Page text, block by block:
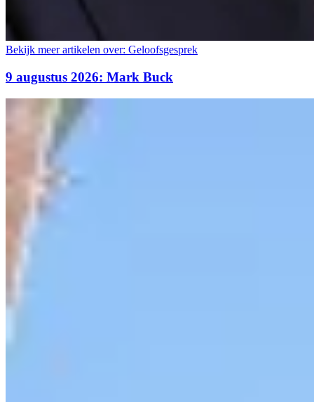
Bekijk meer artikelen over: Geloofsgesprek
9 augustus 2026: Mark Buck